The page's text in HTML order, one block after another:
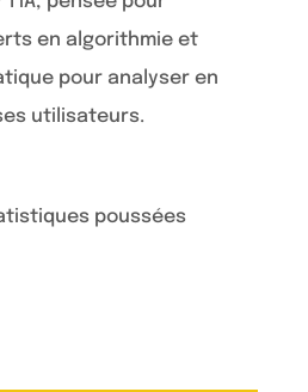
en algorithmie et
pour analyser en
utilisateurs.
poussées